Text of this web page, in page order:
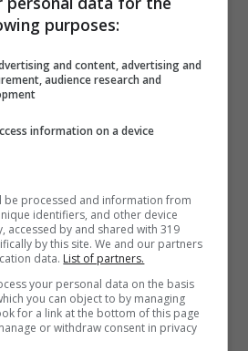
purposes:
and content, advertising and
audience research and
information on a device
be processed and information from
identifiers, and other device
accessed by and shared with 319
by this site. We and our partners
data. List of partners.
your personal data on the basis
you can object to by managing
for a link at the bottom of this page
or withdraw consent in privacy